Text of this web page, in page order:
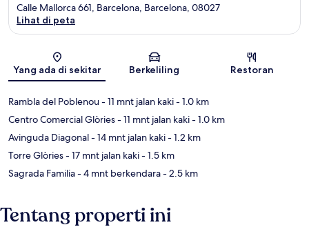
Peta
Calle Mallorca 661, Barcelona, Barcelona, 08027
Lihat di peta
Yang ada di sekitar Berkeliling Restoran
Rambla del Poblenou- 11 mnt jalan kaki- 1.0 km
Centro Comercial Glòries- 11 mnt jalan kaki- 1.0 km
Avinguda Diagonal- 14 mnt jalan kaki- 1.2 km
Torre Glòries- 17 mnt jalan kaki- 1.5 km
Sagrada Familia- 4 mnt berkendara- 2.5 km
Tentang properti ini